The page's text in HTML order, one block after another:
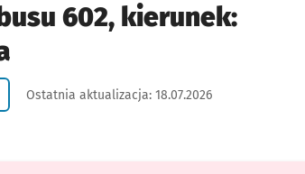
602, kierunek:
Ostatnia aktualizacja: 18.07.2026